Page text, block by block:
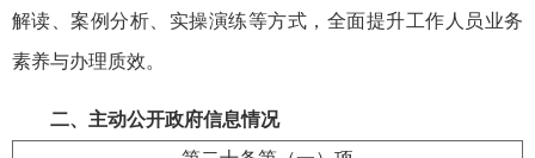
解读、案例分析、实操演练等方式，全面提升工作人员业务
素养与办理质效。
二、主动公开政府信息情况